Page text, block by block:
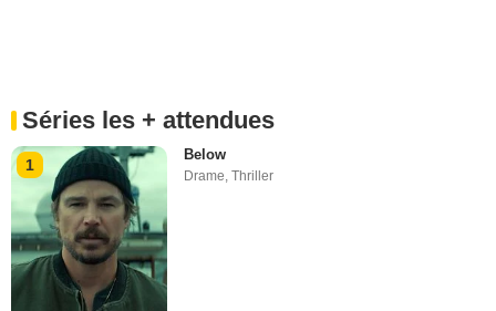
Séries les + attendues
1
Below
Drame ,Thriller